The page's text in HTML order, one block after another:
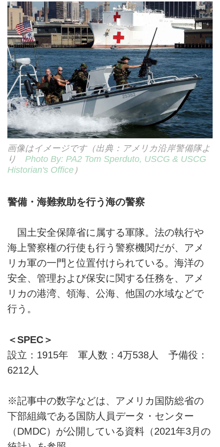
画像はイメージです（出典：アメリカ沿岸警備隊よ
り Photo By: PA2 Tom Sperduto, USCG & USCG
Historian's Office ）
警備・海難救助を行う海の警察
国土安全保障省に属する軍隊。法の執行や
海上警察権の行使も行う警察機関だが、アメ
リカ軍の一門と位置付けられている。海洋の
安全、管理および保安に関する任務を、アメ
リカの港湾、領海、公海、他国の水域などで
行う。
＜SPEC＞
設立：1915年 軍人数：4万538人 予備役：
6212人
※記事中の数字などは、アメリカ国防総省の
下部組織である国防人員データ・センター
（DMDC）が公開している資料（2021年3月の